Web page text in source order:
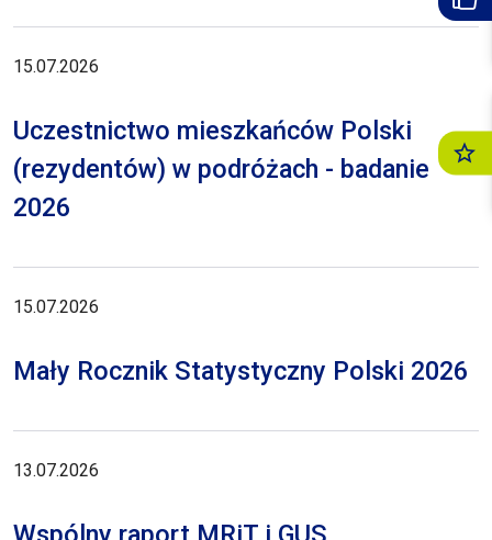
15.07.2026
Uczestnictwo mieszkańców Polski
(rezydentów) w podróżach - badanie
2026
15.07.2026
Mały Rocznik Statystyczny Polski 2026
13.07.2026